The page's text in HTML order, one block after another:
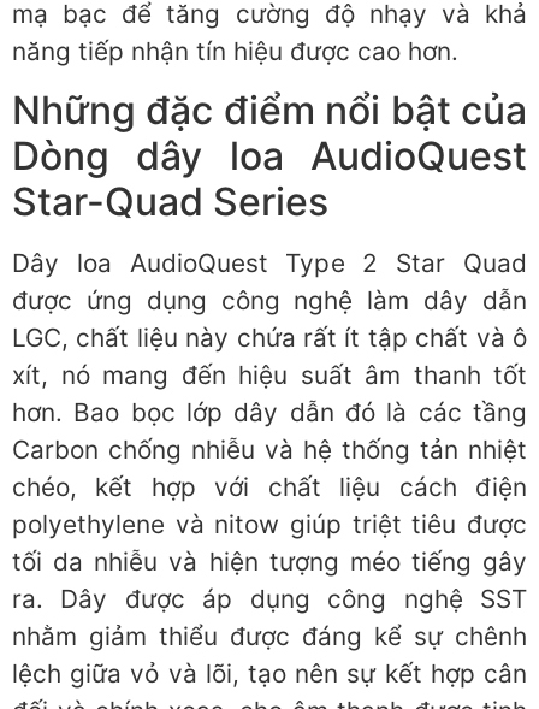
mạ bạc để tăng cường độ nhạy và khả
năng tiếp nhận tín hiệu được cao hơn.
Những đặc điểm nổi bật của
Dòng dây loa AudioQuest
Star-Quad Series
Dây loa AudioQuest Type 2 Star Quad
được ứng dụng công nghệ làm dây dẫn
LGC, chất liệu này chứa rất ít tập chất và ô
xít, nó mang đến hiệu suất âm thanh tốt
hơn. Bao bọc lớp dây dẫn đó là các tầng
Carbon chống nhiễu và hệ thống tản nhiệt
chéo, kết hợp với chất liệu cách điện
polyethylene và nitow giúp triệt tiêu được
tối da nhiễu và hiện tượng méo tiếng gây
ra. Dây được áp dụng công nghệ SST
nhằm giảm thiểu được đáng kể sự chênh
lệch giữa vỏ và lõi, tạo nên sự kết hợp cân